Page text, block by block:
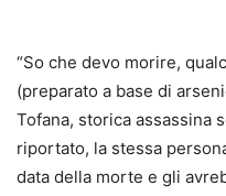
“So che devo morire,
(preparato a base di
Tofana, storica assassina
riportato, la stessa
data della morte e gli